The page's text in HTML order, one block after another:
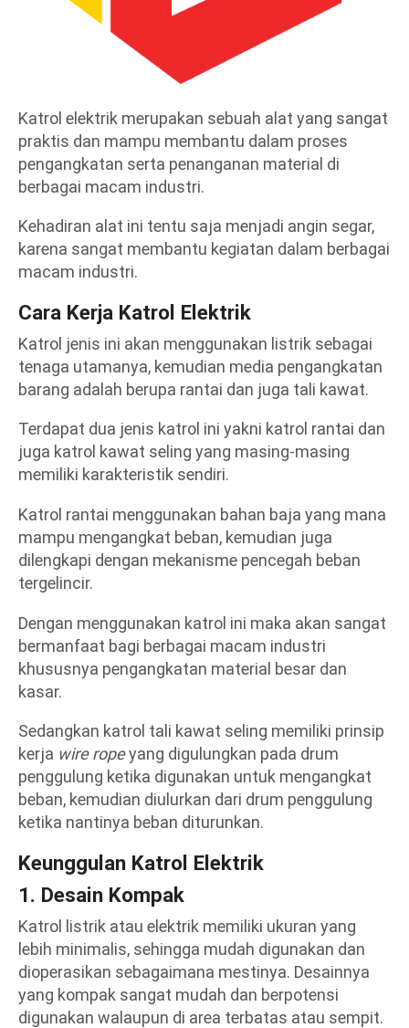
Katrol elektrik merupakan sebuah alat yang sangat
praktis dan mampu membantu dalam proses
pengangkatan serta penanganan material di
berbagai macam industri.
Kehadiran alat ini tentu saja menjadi angin segar,
karena sangat membantu kegiatan dalam berbagai
macam industri.
Cara Kerja Katrol Elektrik
Katrol jenis ini akan menggunakan listrik sebagai
tenaga utamanya, kemudian media pengangkatan
barang adalah berupa rantai dan juga tali kawat.
Terdapat dua jenis katrol ini yakni katrol rantai dan
juga katrol kawat seling yang masing-masing
memiliki karakteristik sendiri.
Katrol rantai menggunakan bahan baja yang mana
mampu mengangkat beban, kemudian juga
dilengkapi dengan mekanisme pencegah beban
tergelincir.
Dengan menggunakan katrol ini maka akan sangat
bermanfaat bagi berbagai macam industri
khususnya pengangkatan material besar dan
kasar.
Sedangkan katrol tali kawat seling memiliki prinsip
kerja wire ropeyang digulungkan pada drum
penggulung ketika digunakan untuk mengangkat
beban, kemudian diulurkan dari drum penggulung
ketika nantinya beban diturunkan.
Keunggulan Katrol Elektrik
1. Desain Kompak
Katrol listrik atau elektrik memiliki ukuran yang
lebih minimalis, sehingga mudah digunakan dan
dioperasikan sebagaimana mestinya. Desainnya
yang kompak sangat mudah dan berpotensi
digunakan walaupun di area terbatas atau sempit.